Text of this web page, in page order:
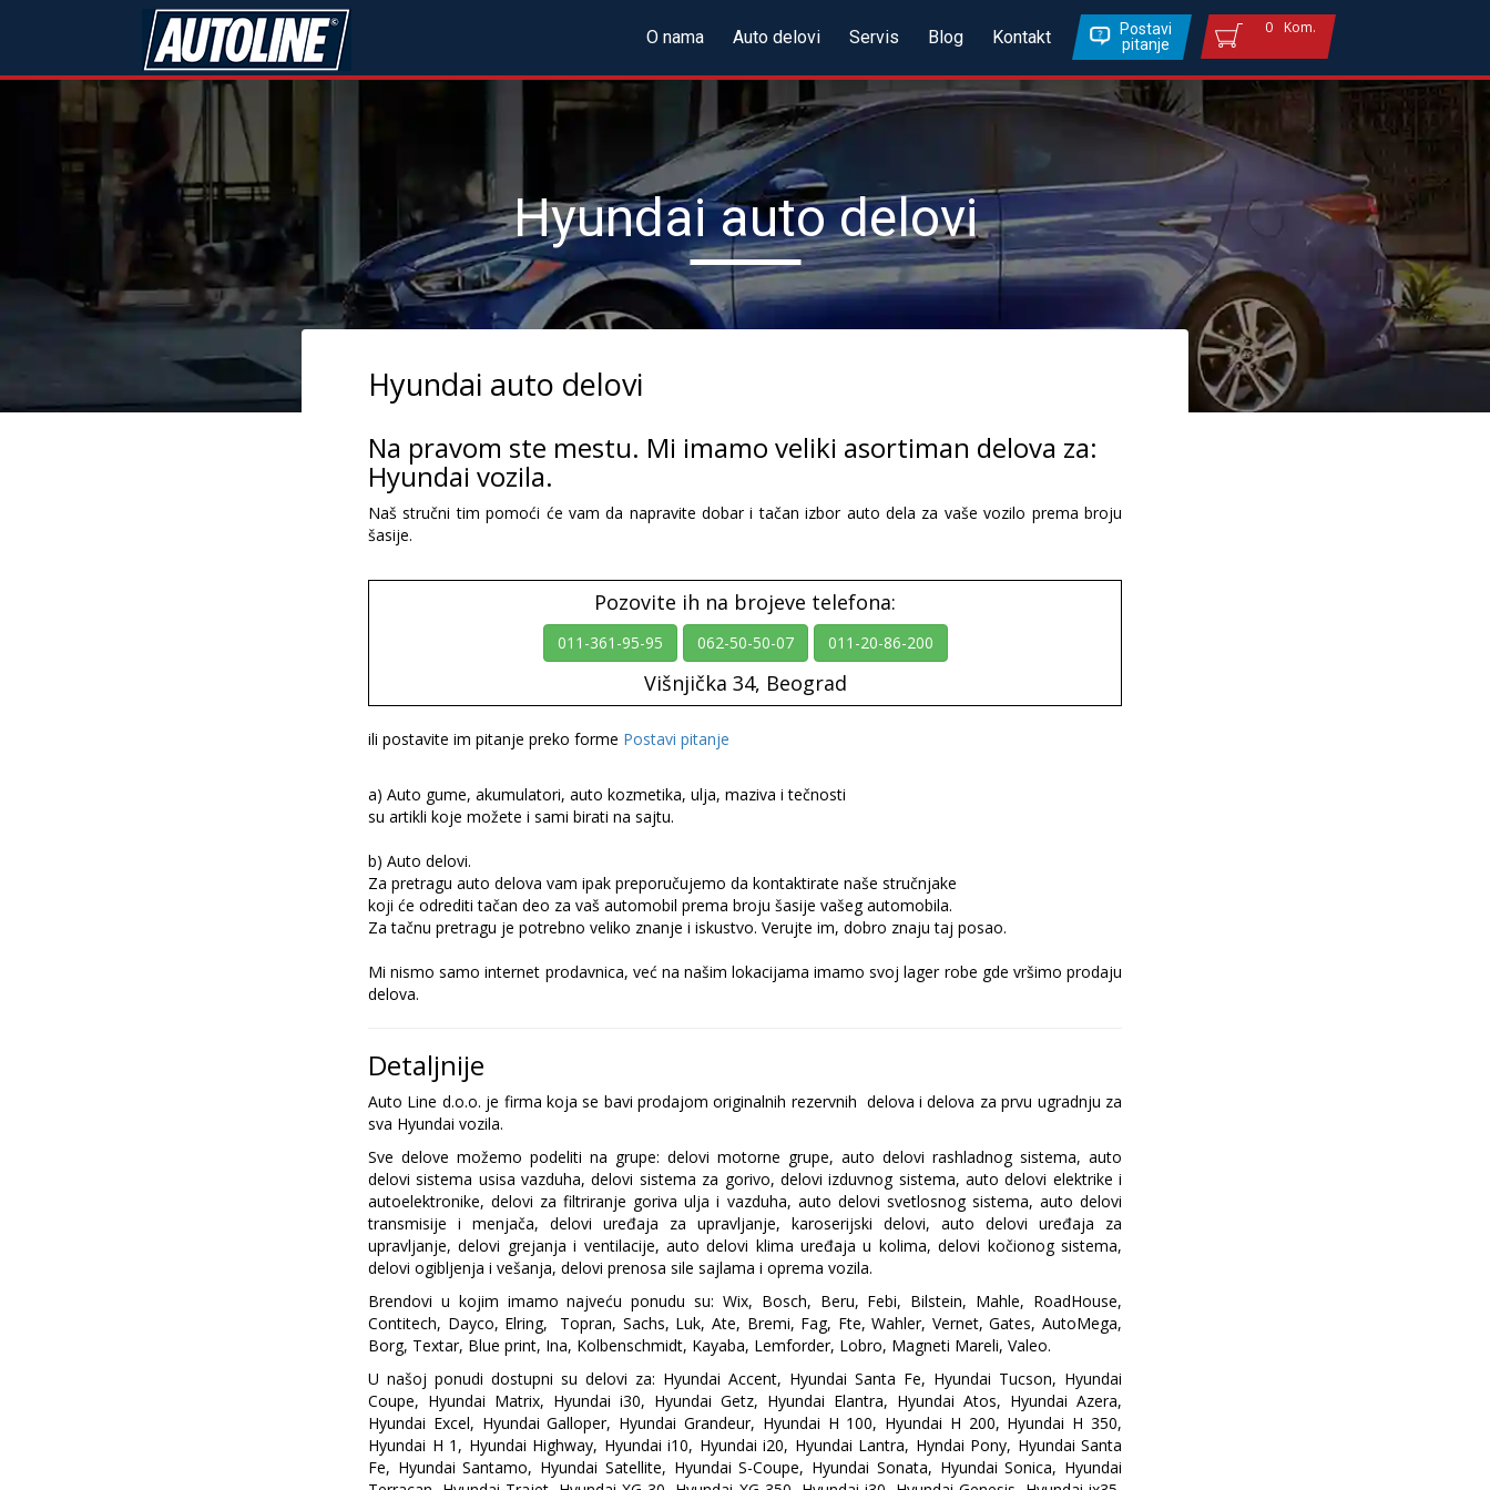
O nama Auto delovi Servis Blog Kontakt
Postavi
pitanje
0 Kom.
Hyundai auto delovi
Hyundai auto delovi
Na pravom ste mestu. Mi imamo veliki asortiman delova za:
Hyundai vozila.
Naš stručni tim pomoći će vam da napravite dobar i tačan izbor auto dela za vaše vozilo prema broju
šasije.
Pozovite ih na brojeve telefona:
011-361-95-95 062-50-50-07 011-20-86-200
Višnjička 34, Beograd
ili postavite im pitanje preko forme Postavi pitanje
a) Auto gume, akumulatori, auto kozmetika, ulja, maziva i tečnosti
su artikli koje možete i sami birati na sajtu.
b) Auto delovi.
Za pretragu auto delova vam ipak preporučujemo da kontaktirate naše stručnjake
koji će odrediti tačan deo za vaš automobil prema broju šasije vašeg automobila.
Za tačnu pretragu je potrebno veliko znanje i iskustvo. Verujte im, dobro znaju taj posao.
Mi nismo samo internet prodavnica, već na našim lokacijama imamo svoj lager robe gde vršimo prodaju
delova.
Detaljnije
Auto Line d.o.o. je firma koja se bavi prodajom originalnih rezervnih delova i delova za prvu ugradnju za
sva Hyundai vozila.
Sve delove možemo podeliti na grupe: delovi motorne grupe, auto delovi rashladnog sistema, auto
delovi sistema usisa vazduha, delovi sistema za gorivo, delovi izduvnog sistema, auto delovi elektrike i
autoelektronike, delovi za filtriranje goriva ulja i vazduha, auto delovi svetlosnog sistema, auto delovi
transmisije i menjača, delovi uređaja za upravljanje, karoserijski delovi, auto delovi uređaja za
upravljanje, delovi grejanja i ventilacije, auto delovi klima uređaja u kolima, delovi kočionog sistema,
delovi ogibljenja i vešanja, delovi prenosa sile sajlama i oprema vozila.
Brendovi u kojim imamo najveću ponudu su: Wix, Bosch, Beru, Febi, Bilstein, Mahle, RoadHouse,
Contitech, Dayco, Elring, Topran, Sachs, Luk, Ate, Bremi, Fag, Fte, Wahler, Vernet, Gates, AutoMega,
Borg, Textar, Blue print, Ina, Kolbenschmidt, Kayaba, Lemforder, Lobro, Magneti Mareli, Valeo.
U našoj ponudi dostupni su delovi za: Hyundai Accent, Hyundai Santa Fe, Hyundai Tucson, Hyundai
Coupe, Hyundai Matrix, Hyundai i30, Hyundai Getz, Hyundai Elantra, Hyundai Atos, Hyundai Azera,
Hyundai Excel, Hyundai Galloper, Hyundai Grandeur, Hyundai H 100, Hyundai H 200, Hyundai H 350,
Hyundai H 1, Hyundai Highway, Hyundai i10, Hyundai i20, Hyundai Lantra, Hyndai Pony, Hyundai Santa
Fe, Hyundai Santamo, Hyundai Satellite, Hyundai S-Coupe, Hyundai Sonata, Hyundai Sonica, Hyundai